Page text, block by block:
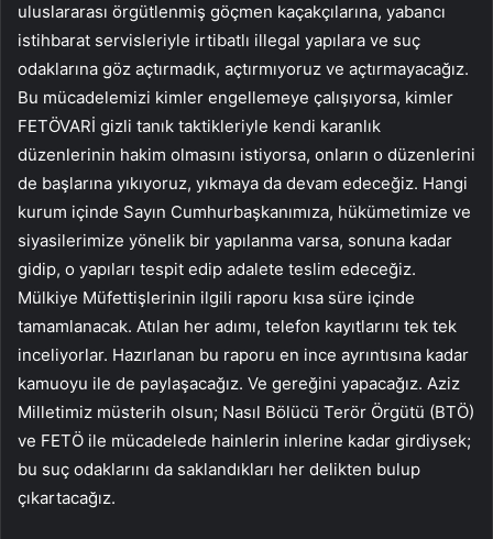
uluslararası örgütlenmiş göçmen kaçakçılarına, yabancı
istihbarat servisleriyle irtibatlı illegal yapılara ve suç
odaklarına göz açtırmadık, açtırmıyoruz ve açtırmayacağız.
Bu mücadelemizi kimler engellemeye çalışıyorsa, kimler
FETÖVARİ gizli tanık taktikleriyle kendi karanlık
düzenlerinin hakim olmasını istiyorsa, onların o düzenlerini
de başlarına yıkıyoruz, yıkmaya da devam edeceğiz. Hangi
kurum içinde Sayın Cumhurbaşkanımıza, hükümetimize ve
siyasilerimize yönelik bir yapılanma varsa, sonuna kadar
gidip, o yapıları tespit edip adalete teslim edeceğiz.
Mülkiye Müfettişlerinin ilgili raporu kısa süre içinde
tamamlanacak. Atılan her adımı, telefon kayıtlarını tek tek
inceliyorlar. Hazırlanan bu raporu en ince ayrıntısına kadar
kamuoyu ile de paylaşacağız. Ve gereğini yapacağız. Aziz
Milletimiz müsterih olsun; Nasıl Bölücü Terör Örgütü (BTÖ)
ve FETÖ ile mücadelede hainlerin inlerine kadar girdiysek;
bu suç odaklarını da saklandıkları her delikten bulup
çıkartacağız.